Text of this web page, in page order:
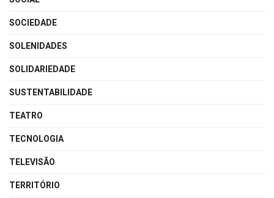
SOCIEDADE
SOLENIDADES
SOLIDARIEDADE
SUSTENTABILIDADE
TEATRO
TECNOLOGIA
TELEVISÃO
TERRITÓRIO